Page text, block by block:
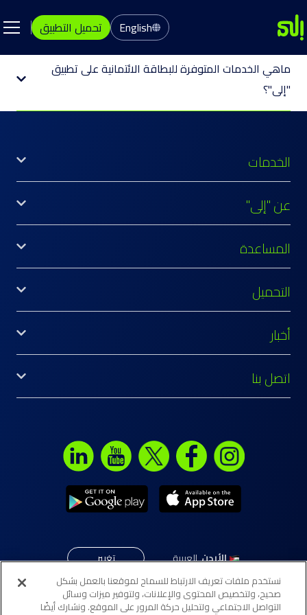
English
تحميل التطبيق
ماهي الخدمات المتوفرة للبطاقة الائتمانية على تطبيق
"إلى"؟
الخدمات
عن "إلى"
المساعدة
التحميل
أخبار
اتصل بنا
الأردن,العربية تغيير
© جميع الحقوق محفوظة لـ"إلى" 2026. تابع لبنك ABC الأردن
نستخدم ملفات تعريف الارتباط للسماح لموقعنا بالعمل بشكل
صحيح، ولتخصيص المحتوى والإعلانات، ولتوفير ميزات وسائل
التواصل الاجتماعي ولتحليل حركة المرور على الموقع. ونشارك أيضًا